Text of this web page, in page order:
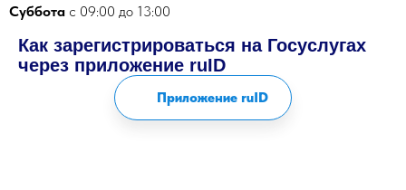
Суббота с 09:00 до 13:00
Как зарегистрироваться на Госуслугах
через приложение ruID
Приложение ruID